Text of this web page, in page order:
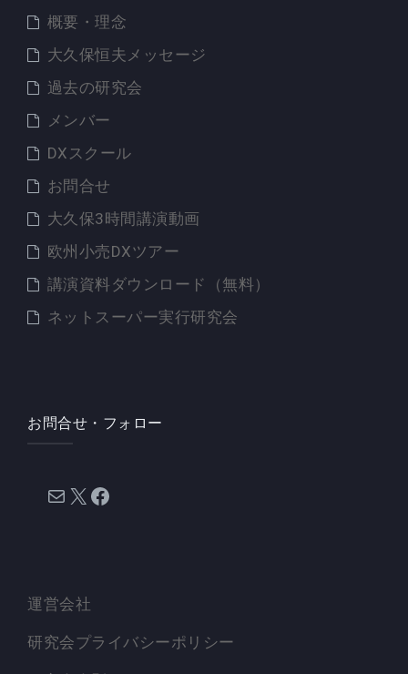
概要・理念
大久保恒夫メッセージ
過去の研究会
メンバー
DXスクール
お問合せ
大久保3時間講演動画
欧州小売DXツアー
講演資料ダウンロード（無料）
ネットスーパー実行研究会
お問合せ・フォロー
メール X Facebook
運営会社
研究会プライバシーポリシー